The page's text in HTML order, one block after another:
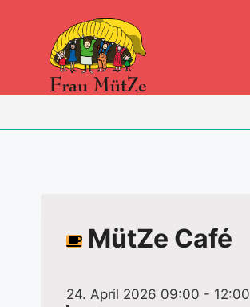
springen
MütZe Café
24. April 2026 09:00 - 12:00